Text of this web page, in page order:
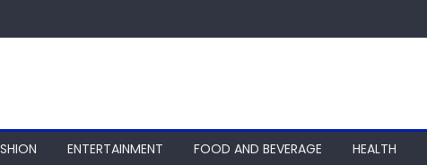
ENTERTAINMENT FOOD AND BEVERAGE HEALTH